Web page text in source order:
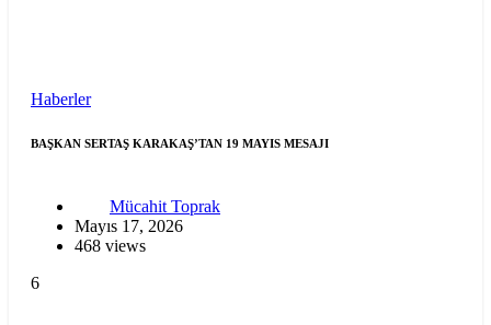
Haberler
BAŞKAN SERTAŞ KARAKAŞ’TAN 19 MAYIS MESAJI
Mücahit Toprak
Mayıs 17, 2026
468 views
6